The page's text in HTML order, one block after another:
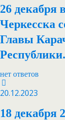
26 декабря
Черкесска
Главы
Республики.
нет ответов
20.12.2023
18 декабря